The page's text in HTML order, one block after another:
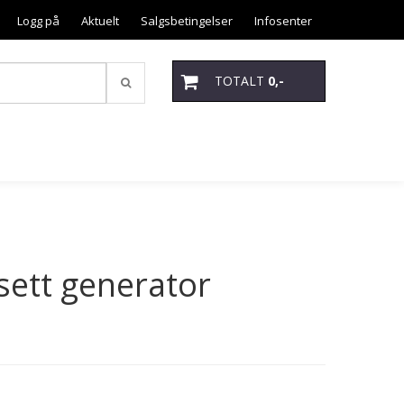
Logg på Aktuelt Salgsbetingelser Infosenter
TOTALT 0,-
generator